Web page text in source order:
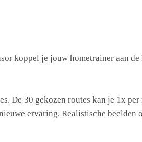
koppel je jouw hometrainer aan
De 30 gekozen routes kan je 1x
ervaring. Realistische beelden